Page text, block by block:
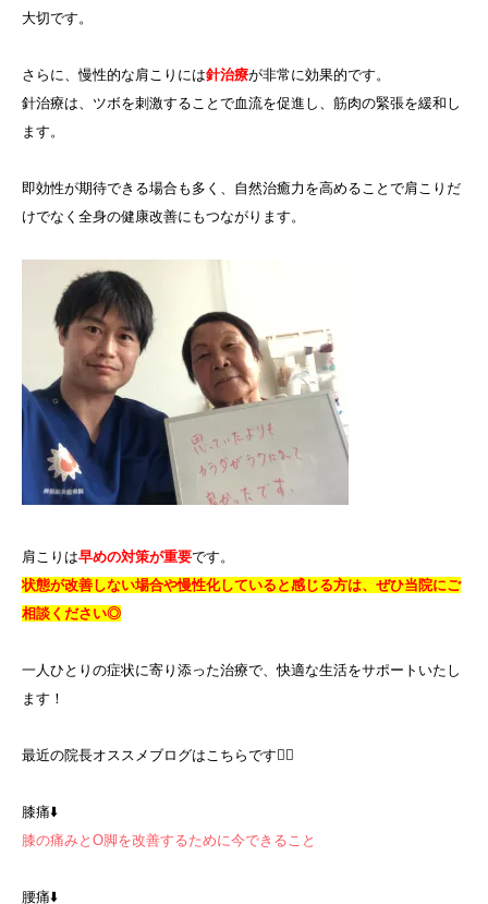
大切です。
さらに、慢性的な肩こりには針治療が非常に効果的です。
針治療は、ツボを刺激することで血流を促進し、筋肉の緊張を緩和し
ます。
即効性が期待できる場合も多く、自然治癒力を高めることで肩こりだ
けでなく全身の健康改善にもつながります。
肩こりは早めの対策が重要です。
状態が改善しない場合や慢性化していると感じる方は、ぜひ当院にご
相談ください◎
一人ひとりの症状に寄り添った治療で、快適な生活をサポートいたし
ます！
最近の院長オススメブログはこちらです💁‍♀️
膝痛⬇️
膝の痛みとO脚を改善するために今できること
腰痛⬇️